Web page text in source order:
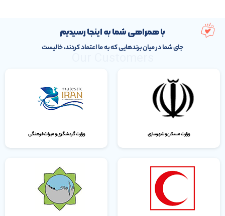
با همراهی شما به اینجا رسیدیم
جای شما در میان برندهایی که به ما اعتماد کردند، خالیست
وزارت مسکن و شهرسازی وزارت گردشگری و میراث‌فرهنگی